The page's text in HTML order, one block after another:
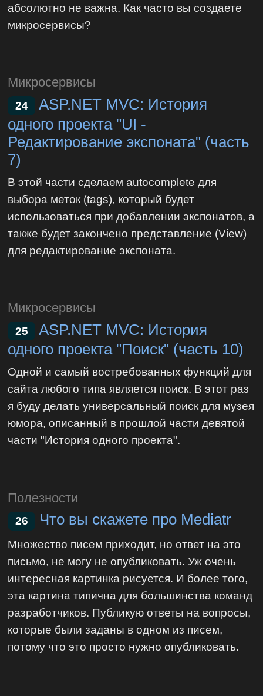
абсолютно не важна. Как часто вы создаете
микросервисы?
Микросервисы
24
ASP.NET MVC: История
одного проекта "UI -
Редактирование экспоната" (часть
7)
В этой части сделаем autocomplete для
выбора меток (tags), который будет
использоваться при добавлении экспонатов, а
также будет закончено представление (View)
для редактирование экспоната.
Микросервисы
25
ASP.NET MVC: История
одного проекта "Поиск" (часть 10)
Одной и самый востребованных функций для
сайта любого типа является поиск. В этот раз
я буду делать универсальный поиск для музея
юмора, описанный в прошлой части девятой
части "История одного проекта".
Полезности
26 Что вы скажете про Mediatr
Множество писем приходит, но ответ на это
письмо, не могу не опубликовать. Уж очень
интересная картинка рисуется. И более того,
эта картина типична для большинства команд
разработчиков. Публикую ответы на вопросы,
которые были заданы в одном из писем,
потому что это просто нужно опубликовать.